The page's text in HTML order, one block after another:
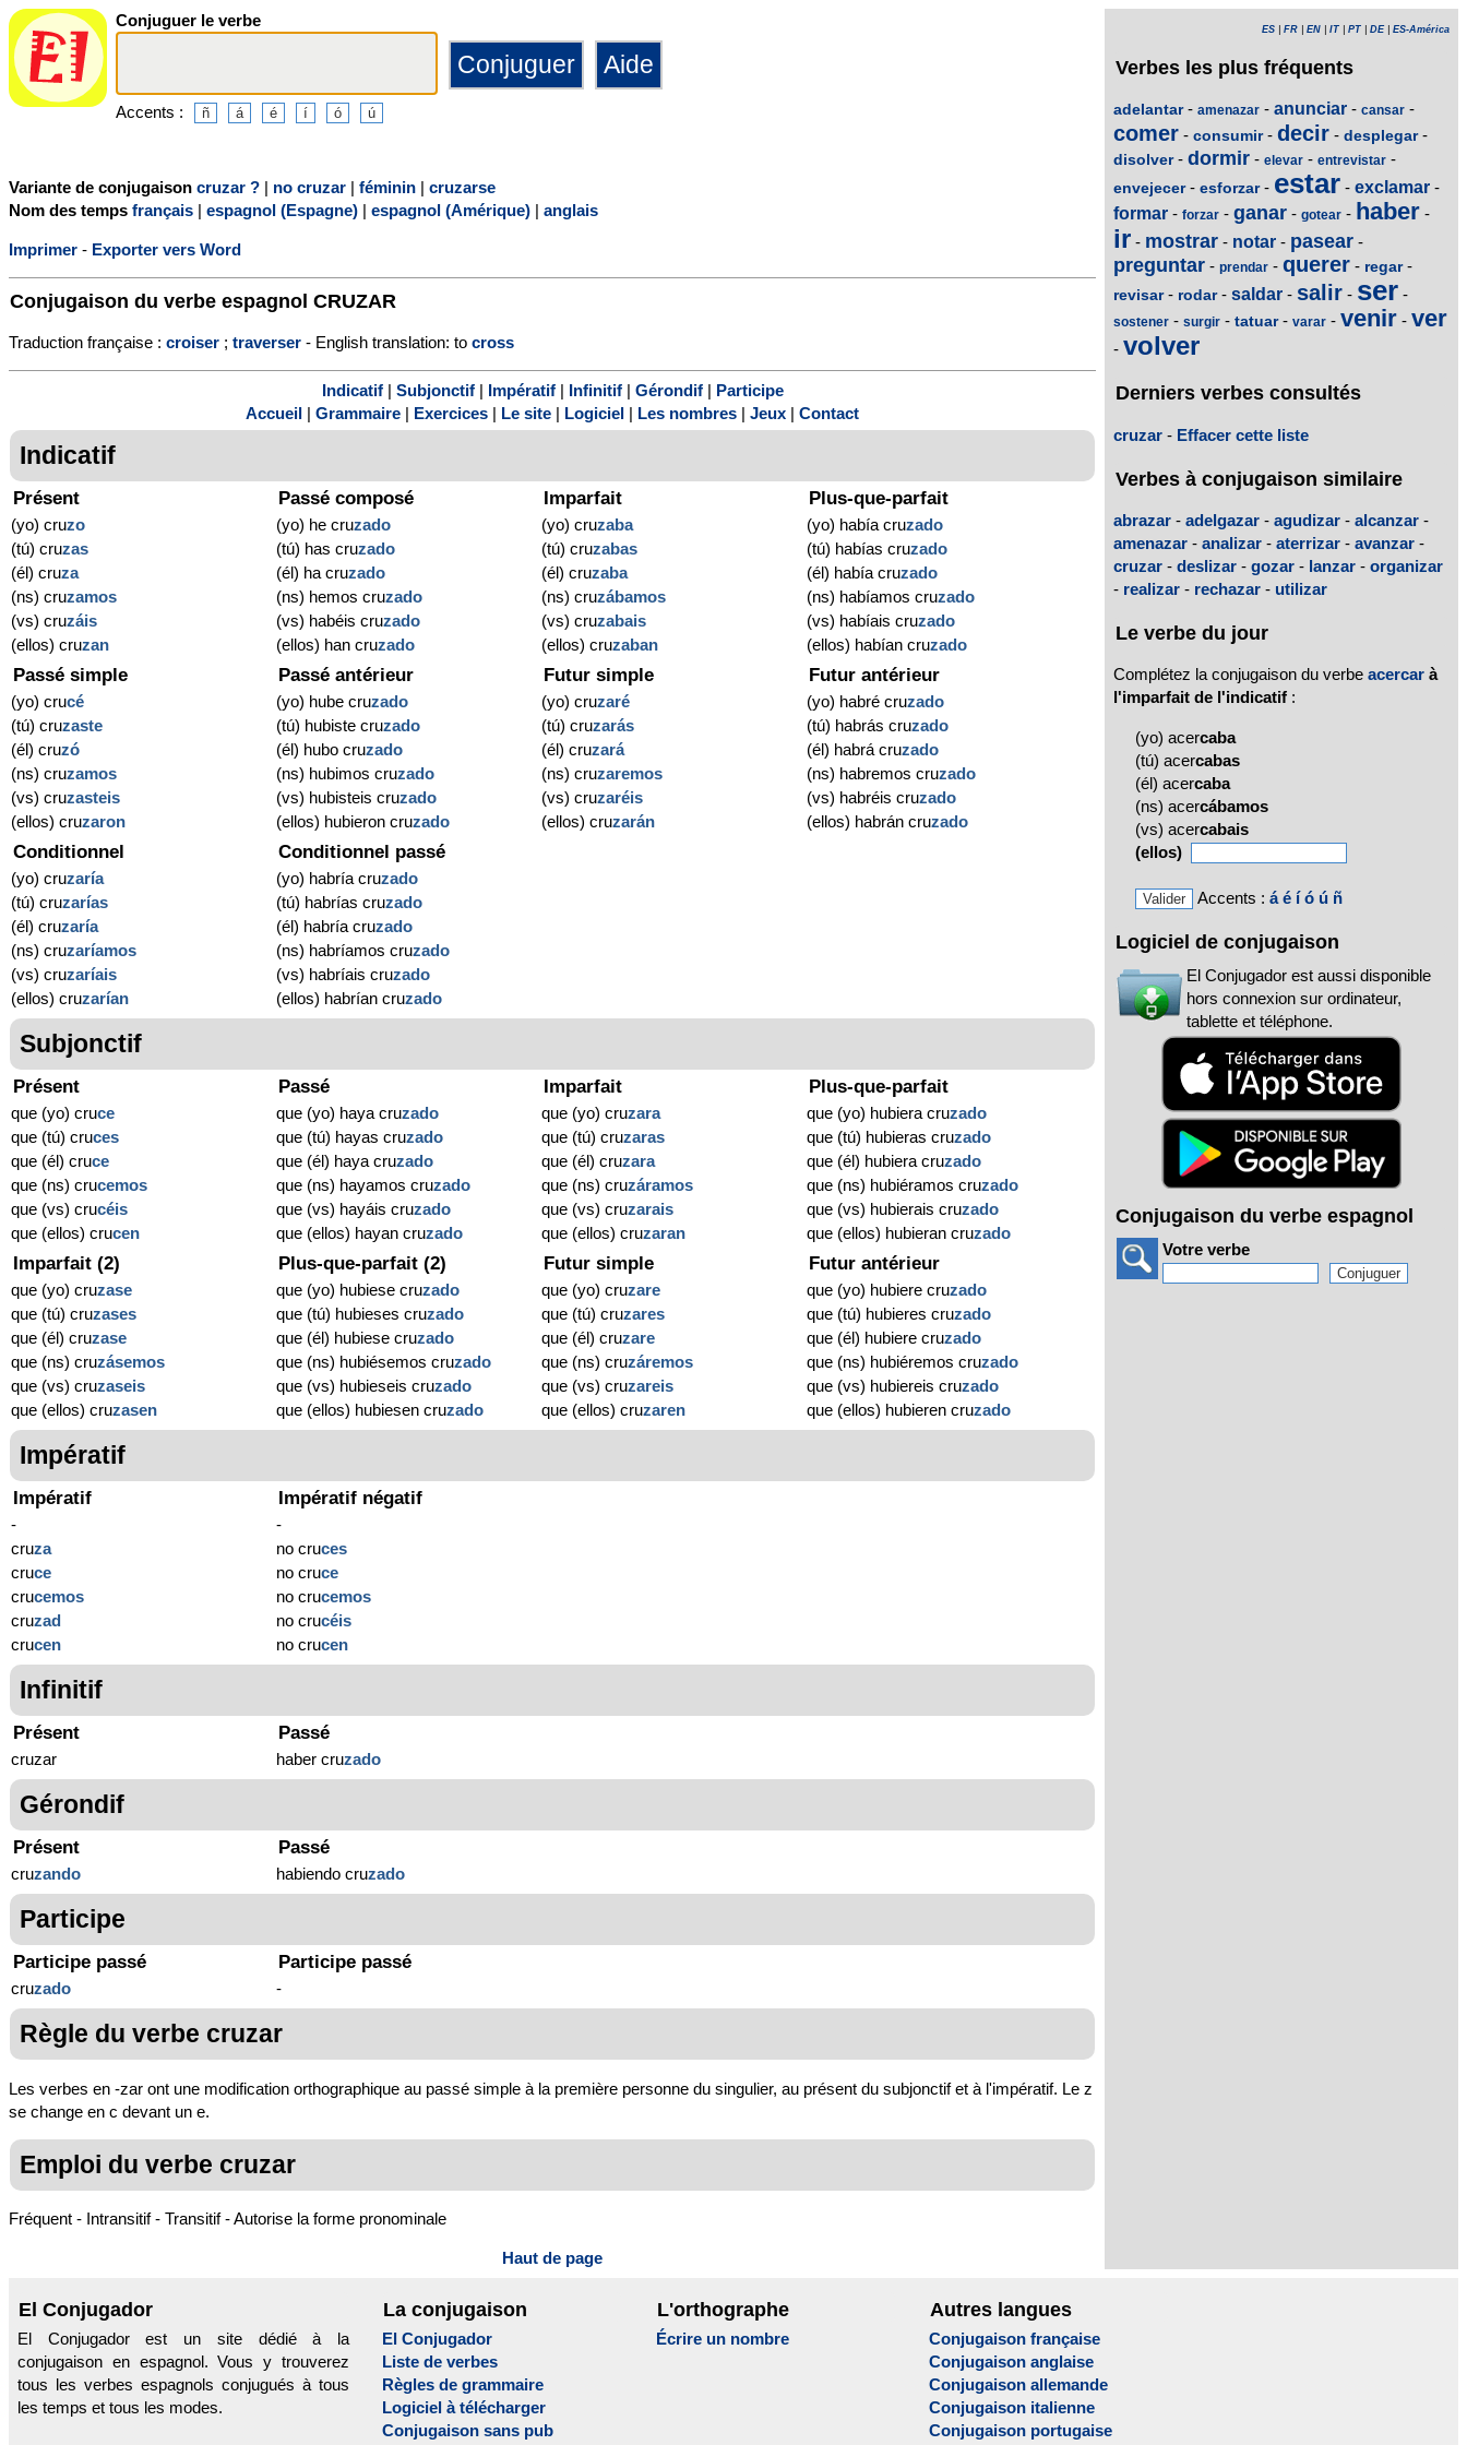
Conjuguer le verbe
Accents :
Variante de conjugaison cruzar ? | no cruzar | féminin | cruzarse
Nom des temps français | espagnol (Espagne) | espagnol (Amérique) | anglais
Imprimer - Exporter vers Word
Conjugaison du verbe espagnol CRUZAR
Traduction française : croiser ; traverser - English translation: to cross
Indicatif| Subjonctif| Impératif| Infinitif| Gérondif|
Participe
Accueil
Grammaire Exercices Le site Logiciel Les nombres Jeux Contact
Indicatif
Présent
(yo) cruzo
(tú) cruzas
(él) cruza
(ns) cruzamos
(vs) cruzáis
(ellos) cruzan
Passé composé
(yo) he cruzado
(tú) has cruzado
(él) ha cruzado
(ns) hemos cruzado
(vs) habéis cruzado
(ellos) han cruzado
Imparfait
(yo) cruzaba
(tú) cruzabas
(él) cruzaba
(ns) cruzábamos
(vs) cruzabais
(ellos) cruzaban
Plus-que-parfait
(yo) había cruzado
(tú) habías cruzado
(él) había cruzado
(ns) habíamos cruzado
(vs) habíais cruzado
(ellos) habían cruzado
Passé simple
(yo) crucé
(tú) cruzaste
(él) cruzó
(ns) cruzamos
(vs) cruzasteis
(ellos) cruzaron
Passé antérieur
(yo) hube cruzado
(tú) hubiste cruzado
(él) hubo cruzado
(ns) hubimos cruzado
(vs) hubisteis cruzado
(ellos) hubieron cruzado
Futur simple
(yo) cruzaré
(tú) cruzarás
(él) cruzará
(ns) cruzaremos
(vs) cruzaréis
(ellos) cruzarán
Futur antérieur
(yo) habré cruzado
(tú) habrás cruzado
(él) habrá cruzado
(ns) habremos cruzado
(vs) habréis cruzado
(ellos) habrán cruzado
Conditionnel
(yo) cruzaría
(tú) cruzarías
(él) cruzaría
(ns) cruzaríamos
(vs) cruzaríais
(ellos) cruzarían
Conditionnel passé
(yo) habría cruzado
(tú) habrías cruzado
(él) habría cruzado
(ns) habríamos cruzado
(vs) habríais cruzado
(ellos) habrían cruzado
Subjonctif
Présent
que (yo) cruce
que (tú) cruces
que (él) cruce
que (ns) crucemos
que (vs) crucéis
que (ellos) crucen
Passé
que (yo) haya cruzado
que (tú) hayas cruzado
que (él) haya cruzado
que (ns) hayamos cruzado
que (vs) hayáis cruzado
que (ellos) hayan cruzado
Imparfait
que (yo) cruzara
que (tú) cruzaras
que (él) cruzara
que (ns) cruzáramos
que (vs) cruzarais
que (ellos) cruzaran
Plus-que-parfait
que (yo) hubiera cruzado
que (tú) hubieras cruzado
que (él) hubiera cruzado
que (ns) hubiéramos cruzado
que (vs) hubierais cruzado
que (ellos) hubieran cruzado
Imparfait (2)
que (yo) cruzase
que (tú) cruzases
que (él) cruzase
que (ns) cruzásemos
que (vs) cruzaseis
que (ellos) cruzasen
Plus-que-parfait (2)
que (yo) hubiese cruzado
que (tú) hubieses cruzado
que (él) hubiese cruzado
que (ns) hubiésemos cruzado
que (vs) hubieseis cruzado
que (ellos) hubiesen cruzado
Futur simple
que (yo) cruzare
que (tú) cruzares
que (él) cruzare
que (ns) cruzáremos
que (vs) cruzareis
que (ellos) cruzaren
Futur antérieur
que (yo) hubiere cruzado
que (tú) hubieres cruzado
que (él) hubiere cruzado
que (ns) hubiéremos cruzado
que (vs) hubiereis cruzado
que (ellos) hubieren cruzado
Impératif
Impératif
-
cruza
cruce
crucemos
cruzad
crucen
Impératif négatif
-
no cruces
no cruce
no crucemos
no crucéis
no crucen
Infinitif
Présent
cruzar
Passé
haber cruzado
Gérondif
Présent
cruzando
Passé
habiendo cruzado
Participe
Participe passé
cruzado
Participe passé
-
Règle du verbe cruzar
Les verbes en -zar ont une modification orthographique au passé simple à la première personne du singulier, au présent du subjonctif et à l'impératif. Le z
se change en c devant un e.
Emploi du verbe cruzar
Fréquent - Intransitif - Transitif - Autorise la forme pronominale
Haut de page
ES FR EN IT PT DE| ES-América
Verbes les plus fréquents
adelantar- amenazar - anunciar - cansar -
comer - consumir- decir - desplegar-
disolver- dormir - elevar - entrevistar -
envejecer- esforzar- estar - exclamar -
formar - forzar - ganar - gotear - haber -
ir - mostrar - notar - pasear -
preguntar - prendar - querer - regar-
revisar- rodar- saldar - salir - ser -
sostener - surgir - tatuar- varar - venir - ver
- volver
Derniers verbes consultés
cruzar - Effacer cette liste
Verbes à conjugaison similaire
abrazar - adelgazar - agudizar - alcanzar -
amenazar - analizar - aterrizar - avanzar -
cruzar - deslizar - gozar - lanzar - organizar
- realizar - rechazar - utilizar
Le verbe du jour
Complétez la conjugaison du verbe acercar à
l'imparfait de l'indicatif :
(yo) acercaba
(tú) acercabas
(él) acercaba
(ns) acercábamos
(vs) acercabais
(ellos)
Accents : á é í ó ú ñ
Logiciel de conjugaison
El Conjugador est aussi disponible
hors connexion sur ordinateur,
tablette et téléphone.
Conjugaison du verbe espagnol
Votre verbe
El Conjugador
El Conjugador est un site dédié à la
conjugaison en espagnol. Vous y trouverez
tous les verbes espagnols conjugués à tous
les temps et tous les modes.
La conjugaison
El Conjugador
Liste de verbes
Règles de grammaire
Logiciel à télécharger
Conjugaison sans pub
L'orthographe
Écrire un nombre
Autres langues
Conjugaison française
Conjugaison anglaise
Conjugaison allemande
Conjugaison italienne
Conjugaison portugaise